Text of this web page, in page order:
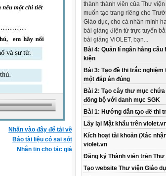
thành thành viên của Thư
muốn tạo trang riêng cho
Giáo dục, cho cá nhân mình
bài giảng điện tử trực tuyến
bài giảng ViOLET, bạn...
Bài 4: Quản lí ngân hàng
kiện
Bài 3: Tạo đề thi trắc
một đáp án đúng
Bài 2: Tạo cây thư mục
đồng bộ với danh mục SGK
Bài 1: Hướng dẫn tạo đề thi
Lấy lại Mật khẩu trên
Kích hoạt tài khoản (Xác
violet.vn
Đăng ký Thành viên trên Thư
Tạo website Thư viện Giáo
Nhấn vào đây để tải về
Báo tài liệu có sai sót
Nhắn tin cho tác giả